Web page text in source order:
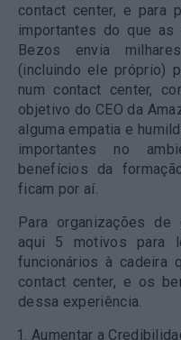
contact center, e para
importantes do que
Bezos envia
(incluindo ele próprio)
num contact center,
objetivo do CEO da
alguma empatia e
importantes no
benefícios da
ficam por aí.
Para organizações de
aqui 5 motivos para
funcionários à cadeira
contact center, e os
dessa experiência.
Aumentar a